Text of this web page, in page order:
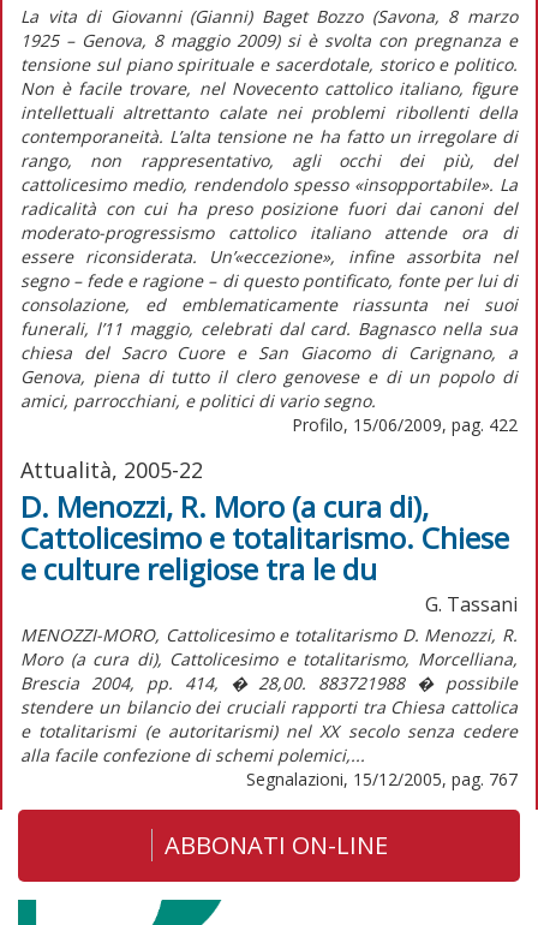
La vita di Giovanni (Gianni) Baget Bozzo (Savona, 8 marzo
1925 – Genova, 8 maggio 2009) si è svolta con pregnanza e
tensione sul piano spirituale e sacerdotale, storico e politico.
Non è facile trovare, nel Novecento cattolico italiano, figure
intellettuali altrettanto calate nei problemi ribollenti della
contemporaneità. L’alta tensione ne ha fatto un irregolare di
rango, non rappresentativo, agli occhi dei più, del
cattolicesimo medio, rendendolo spesso «insopportabile». La
radicalità con cui ha preso posizione fuori dai canoni del
moderato-progressismo cattolico italiano attende ora di
essere riconsiderata. Un’«eccezione», infine assorbita nel
segno – fede e ragione – di questo pontificato, fonte per lui di
consolazione, ed emblematicamente riassunta nei suoi
funerali, l’11 maggio, celebrati dal card. Bagnasco nella sua
chiesa del Sacro Cuore e San Giacomo di Carignano, a
Genova, piena di tutto il clero genovese e di un popolo di
amici, parrocchiani, e politici di vario segno.
Profilo, 15/06/2009, pag. 422
Attualità, 2005-22
D. Menozzi, R. Moro (a cura di),
Cattolicesimo e totalitarismo. Chiese
e culture religiose tra le du
G. Tassani
MENOZZI-MORO, Cattolicesimo e totalitarismo D. Menozzi, R.
Moro (a cura di), Cattolicesimo e totalitarismo, Morcelliana,
Brescia 2004, pp. 414, � 28,00. 883721988 � possibile
stendere un bilancio dei cruciali rapporti tra Chiesa cattolica
e totalitarismi (e autoritarismi) nel XX secolo senza cedere
alla facile confezione di schemi polemici,...
Segnalazioni, 15/12/2005, pag. 767
ABBONATI ON-LINE